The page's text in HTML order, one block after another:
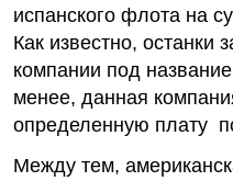
испанского флота на
Как известно, останки
компании под
менее, данная
определенную плату
Между тем,